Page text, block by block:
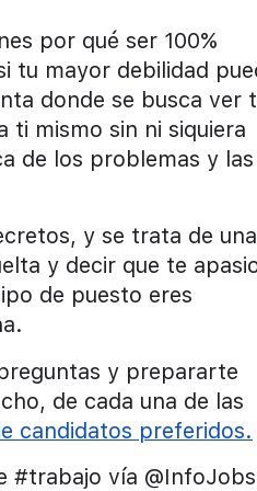
por qué ser 100%
tu mayor debilidad
donde se busca ver
ti mismo sin ni siquiera
de los problemas y las
y se trata de una
y decir que te
de puesto eres
y prepararte
de cada una de las
candidatos preferidos.
#trabajo vía